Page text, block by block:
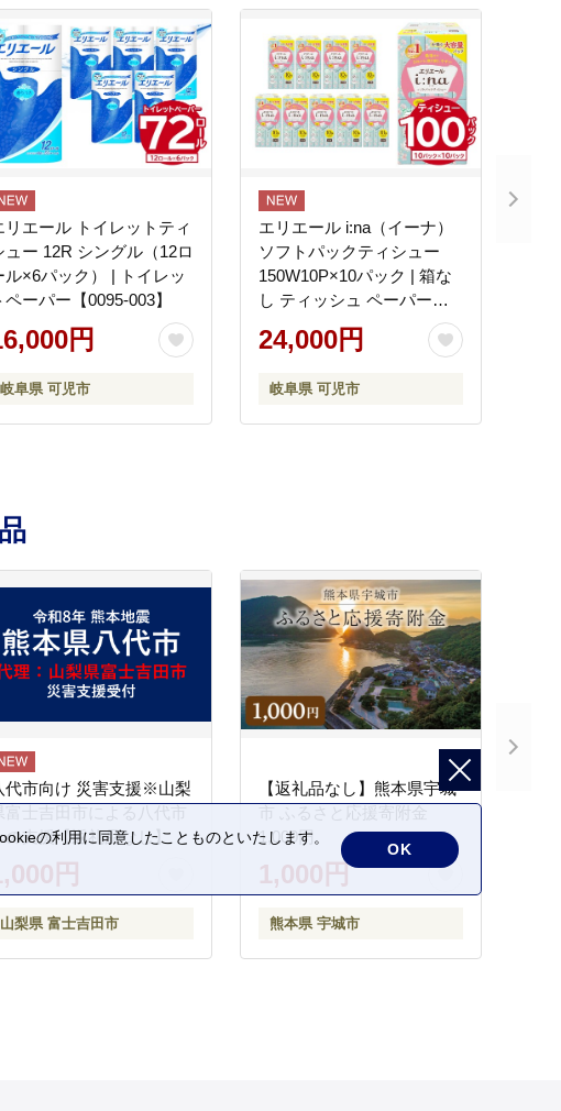
リエール トイレットティ
ュー 12R シングル（12ロ
ル×6パック） | トイレッ
ペーパー【0095-003】
円
岐阜県 可児市
エリエール i:na（イーナ）
ソフトパックティシュー
150W10P×10パック | 箱な
し ティッシュ ペーパー
【0095-014】
24,000円
岐阜県 可児市
代市向け 災害支援※山梨
富士吉田市による八代市
の支援【返礼品なし】
円
山梨県 富士吉田市
【返礼品なし】熊本県宇城
市 ふるさと応援寄附金
1,000円
1,000円
熊本県 宇城市
の利用に同意したことものといたします。
OK